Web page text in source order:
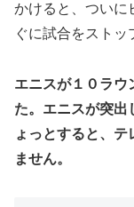
かけると、ついに
ぐに試合をストッ
エニスが１０ラウ
た。エニスが突出
ょっとすると、
ません。